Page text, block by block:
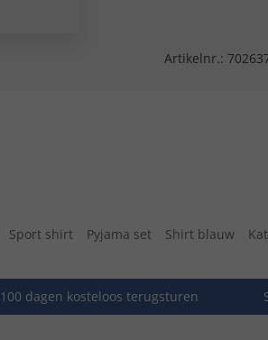
Artikelnr.:
Sport shirt Pyjama set Shirt blauw
100 dagen kosteloos terugsturen